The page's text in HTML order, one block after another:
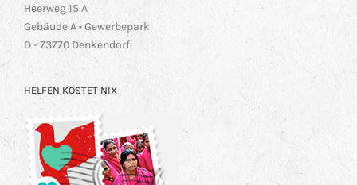
Heerweg 15 A
Gebäude A • Gewerbepark
D - 73770 Denkendorf
HELFEN KOSTET NIX